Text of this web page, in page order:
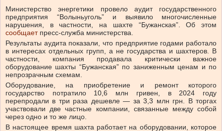
Министерство энергетики провело аудит государственного
предприятия “Волыньуголь” и выявило многочисленные
нарушения, в частности, на шахте “Бужанская”.
Об этом
сообщает пресс-служба министерства.
Результаты аудита показали, что предприятие годами работало
в интересах отдельных групп, а не государства и шахтеров. В
частности, компания продавала критически важное
оборудование шахты “Бужанская” по заниженным ценам и по
непрозрачным схемам.
Оборудование, на приобретение и ремонт которого
государство потратило 10,6 млн гривен, в 2024 году
перепродали в три раза дешевле — за 3,3 млн грн. В торгах
участвовали две частные компании, связанные между собой
через одно и то же лицо.
В настоящее время шахта работает на оборудовании, которое